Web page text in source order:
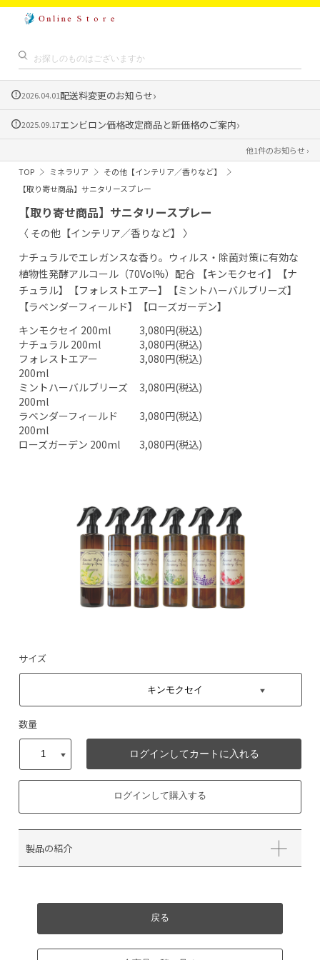
2026.04.01配送料変更のお知らせ›
2025.09.17エンビロン価格改定商品と新価格のご案内›
他1件のお知らせ ›
TOP
ミネラリア
その他【インテリア／香りなど】
【取り寄せ商品】サニタリースプレー
【取り寄せ商品】サニタリースプレー
〈 その他【インテリア／香りなど】 〉
ナチュラルでエレガンスな香り。ウィルス・除菌対策に有効な
植物性発酵アルコール（70Vol%）配合 【キンモクセイ】【ナ
チュラル】【フォレストエアー】【ミントハーバルブリーズ】
【ラベンダーフィールド】【ローズガーデン】
キンモクセイ 200ml
3,080円(税込)
ナチュラル 200ml
3,080円(税込)
フォレストエアー
200ml
3,080円(税込)
ミントハーバルブリーズ
200ml
3,080円(税込)
ラベンダーフィールド
200ml
3,080円(税込)
ローズガーデン 200ml
3,080円(税込)
サイズ
数量
ログインしてカートに入れる
ログインして購入する
製品の紹介
戻る